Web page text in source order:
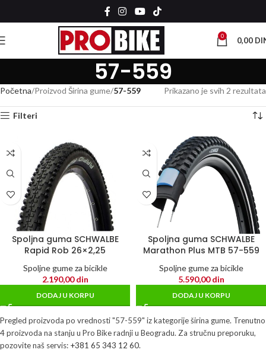
0 0,00
57-559
Početna Proizvod Širina gume 57-559 Prikazano je svih 2 rezultata
Filteri
Spoljna guma SCHWALBE
Rapid Rob 26×2,25
Spoljne gume za bicikle
2.190,00din
DODAJ U KORPU
Spoljna guma SCHWALBE
Marathon Plus MTB 57-559
Spoljne gume za bicikle
5.590,00din
DODAJ U KORPU
Pregled proizvoda po vrednosti "57-559" iz kategorije širina gume. Trenutno
4 proizvoda na stanju u Pro Bike radnji u Beogradu. Za stručnu preporuku,
pozovite naš servis: +381 65 343 12 60.